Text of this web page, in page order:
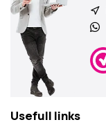
Usefull links